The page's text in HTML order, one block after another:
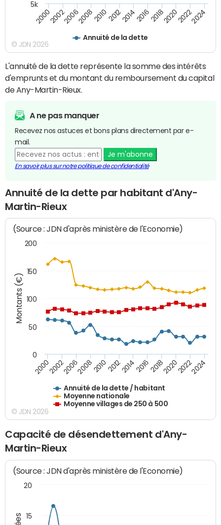
Annuité de la dette
200020022006200820102012201420162018202020222024
5k
© JDN 2026
L'annuité de la dette représente la somme des intérêts
d'emprunts et du montant du remboursement du capital
de Any-Martin-Rieux.
A ne pas manquer
Recevez nos astuces et bons plans directement par e-
mail.
Je m'abonne
En savoir plus sur notre politique de confidentialité
Annuité de la dette par habitant d'Any-
Martin-Rieux
Montants (€)
(Source : JDN d'après ministère de l'Economie)
Annuité de la dette / habitant
Moyenne nationale
Moyenne villages de 250 à 500
200020022006200820102012201420162018202020222024
0
50
100
150
200
© JDN 2026
Capacité de désendettement d'Any-
Martin-Rieux
(Source : JDN d'après ministère de l'Economie)
15
20